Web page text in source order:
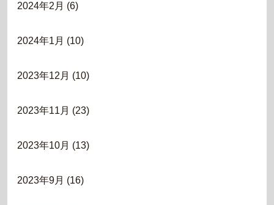
2024年2月 (6)
2024年1月 (10)
2023年12月 (10)
2023年11月 (23)
2023年10月 (13)
2023年9月 (16)